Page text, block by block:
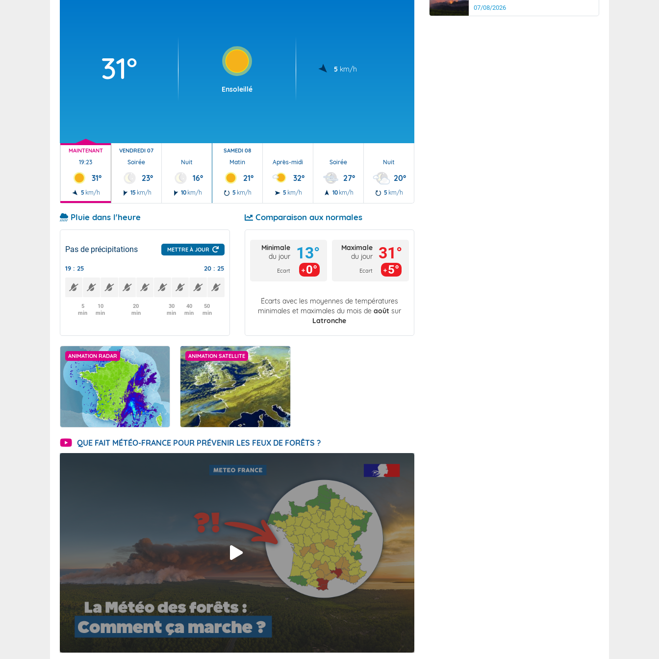
31°
Ensoleillé
5 km/h
MAINTENANT
19:23
31°
5 km/h
VENDREDI 07
Soirée
23°
15 km/h
Nuit
16°
10 km/h
SAMEDI 08
Matin
21°
5 km/h
Après-midi
32°
5 km/h
Soirée
27°
10 km/h
Nuit
20°
5 km/h
Pluie dans l'heure
Pas de précipitations METTRE À JOUR
19 : 25 20 : 25
5
min
10
min
20
min
30
min
40
min
50
min
Comparaison aux normales
Minimale
du jour
Ecart
13°
0°
Maximale
du jour
Ecart
31°
5°
Écarts avec les moyennes de températures
minimales et maximales du mois de août sur
Latronche
ANIMATION RADAR ANIMATION SATELLITE
QUE FAIT MÉTÉO-FRANCE POUR PRÉVENIR LES FEUX DE FORÊTS ?
07/08/2026